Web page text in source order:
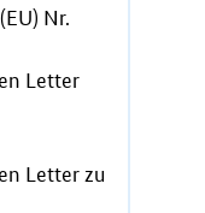
Nr.
Letter
Letter zu